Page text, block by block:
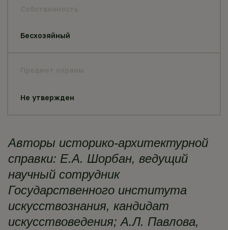
Бесхозяйный
Не утвержден
Авторы историко-архитектурной
справки: Е.А. Шорбан, ведущий
научный сотрудник
Государственного института
искусствознания, кандидат
искусствоведения; А.Л. Павлова,